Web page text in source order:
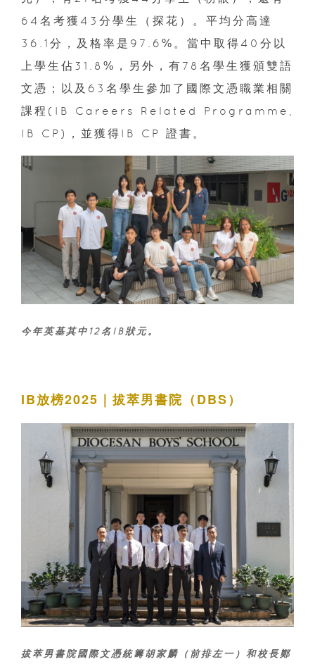
64名考獲43分學生（探花）。平均分高達
36.1分，及格率是97.6%。當中取得40分以
上學生佔31.8%，另外，有78名學生獲頒雙語
文憑；以及63名學生參加了國際文憑職業相關
課程(IB Careers Related Programme,
IB CP)，並獲得IB CP 證書。
今年英基其中12名IB狀元。
IB放榜2025｜拔萃男書院（DBS）
拔萃男書院國際文憑統籌胡家麟（前排左一）和校長鄭